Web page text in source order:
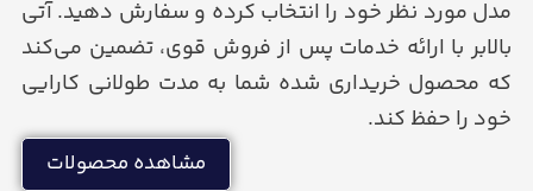
مدل مورد نظر خود را انتخاب کرده و سفارش دهید. آتی
بالابر با ارائه خدمات پس از فروش قوی، تضمین می‌کند
که محصول خریداری شده شما به مدت طولانی کارایی
خود را حفظ کند.
مشاهده محصولات